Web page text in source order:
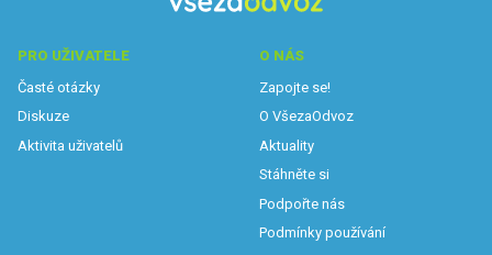
PRO UŽIVATELE
Časté otázky
Diskuze
Aktivita uživatelů
O NÁS
Zapojte se!
O VšezaOdvoz
Aktuality
Stáhněte si
Podpořte nás
Podmínky používání